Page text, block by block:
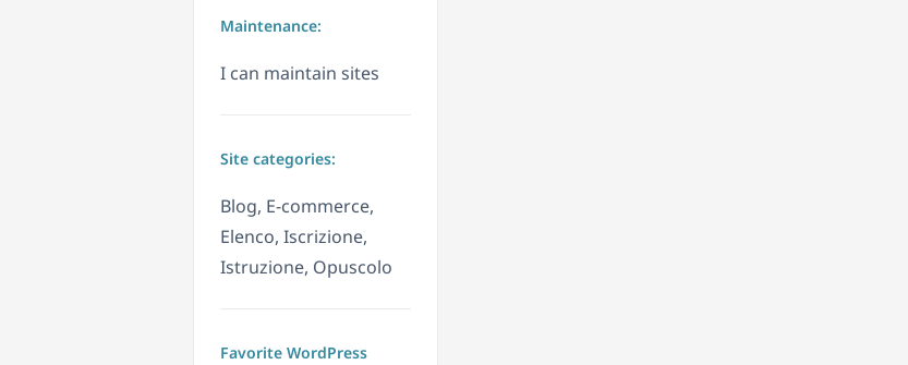
Maintenance:
I can maintain sites
Site categories:
Blog, E-commerce,
Elenco, Iscrizione,
Istruzione, Opuscolo
Favorite WordPress